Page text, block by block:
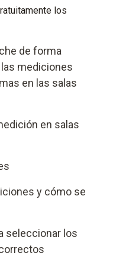
los
de forma
mediciones
en las salas
en salas
y cómo se
seleccionar los